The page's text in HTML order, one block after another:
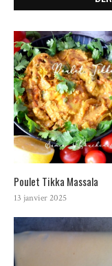
Poulet Tikka Massala
13 janvier 2025